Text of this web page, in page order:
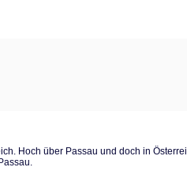
Hoch über Passau und doch in